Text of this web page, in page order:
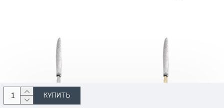
КУПИТЬ